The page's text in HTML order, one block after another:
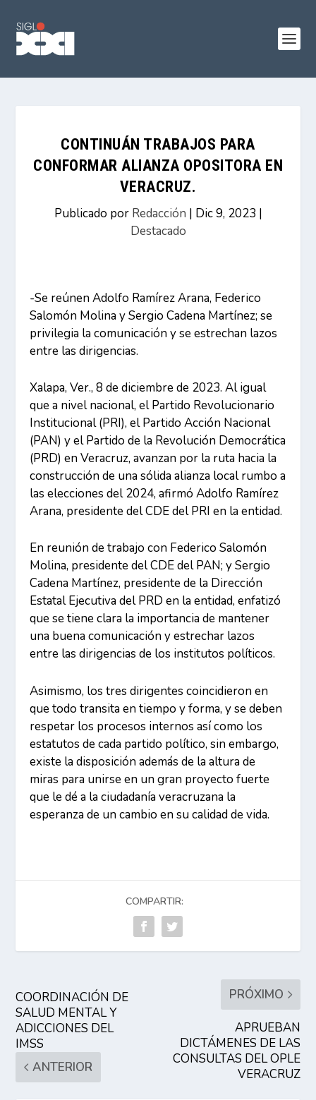
CONTINUÁN TRABAJOS PARA
CONFORMAR ALIANZA OPOSITORA EN
VERACRUZ.
Publicado por Redacción | Dic 9, 2023 |
Destacado
-Se reúnen Adolfo Ramírez Arana, Federico
Salomón Molina y Sergio Cadena Martínez; se
privilegia la comunicación y se estrechan lazos
entre las dirigencias.
Xalapa, Ver., 8 de diciembre de 2023. Al igual
que a nivel nacional, el Partido Revolucionario
Institucional (PRI), el Partido Acción Nacional
(PAN) y el Partido de la Revolución Democrática
(PRD) en Veracruz, avanzan por la ruta hacia la
construcción de una sólida alianza local rumbo a
las elecciones del 2024, afirmó Adolfo Ramírez
Arana, presidente del CDE del PRI en la entidad.
En reunión de trabajo con Federico Salomón
Molina, presidente del CDE del PAN; y Sergio
Cadena Martínez, presidente de la Dirección
Estatal Ejecutiva del PRD en la entidad, enfatizó
que se tiene clara la importancia de mantener
una buena comunicación y estrechar lazos
entre las dirigencias de los institutos políticos.
Asimismo, los tres dirigentes coincidieron en
que todo transita en tiempo y forma, y se deben
respetar los procesos internos así como los
estatutos de cada partido político, sin embargo,
existe la disposición además de la altura de
miras para unirse en un gran proyecto fuerte
que le dé a la ciudadanía veracruzana la
esperanza de un cambio en su calidad de vida.
COMPARTIR:
COORDINACIÓN DE
SALUD MENTAL Y
ADICCIONES DEL
IMSS
ANTERIOR
PRÓXIMO
APRUEBAN
DICTÁMENES DE LAS
CONSULTAS DEL OPLE
VERACRUZ